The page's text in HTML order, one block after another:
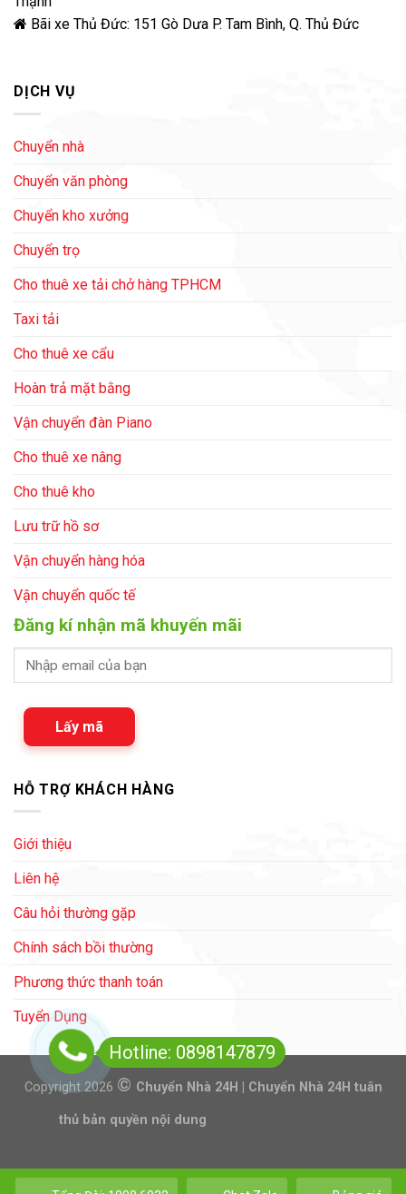
Hotline: 0898147879
Bãi xe Thủ Đức: 151 Gò Dưa P. Tam Bình, Q. Thủ Đức
DỊCH VỤ
Chuyển nhà
Chuyển văn phòng
Chuyển kho xưởng
Chuyển trọ
Cho thuê xe tải chở hàng TPHCM
Taxi tải
Cho thuê xe cẩu
Hoàn trả mặt bằng
Vận chuyển đàn Piano
Cho thuê xe nâng
Cho thuê kho
Lưu trữ hồ sơ
Vận chuyển hàng hóa
Vận chuyển quốc tế
Đăng kí nhận mã khuyến mãi
Lấy mã
HỖ TRỢ KHÁCH HÀNG
Giới thiệu
Liên hệ
Câu hỏi thường gặp
Chính sách bồi thường
Phương thức thanh toán
Tuyển Dụng
Copyright 2026 © Chuyển Nhà 24H | Chuyển Nhà 24H tuân
thủ bản quyền nội dung